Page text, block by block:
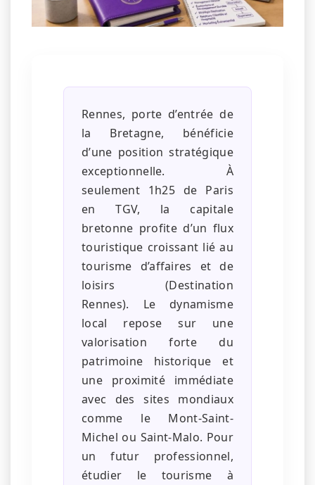
Rennes, porte d’entrée de
la Bretagne, bénéficie
d’une position stratégique
exceptionnelle. À
seulement 1h25 de Paris
en TGV, la capitale
bretonne profite d’un flux
touristique croissant lié au
tourisme d’affaires et de
loisirs (Destination
Rennes). Le dynamisme
local repose sur une
valorisation forte du
patrimoine historique et
une proximité immédiate
avec des sites mondiaux
comme le Mont-Saint-
Michel ou Saint-Malo. Pour
un futur professionnel,
étudier le tourisme à